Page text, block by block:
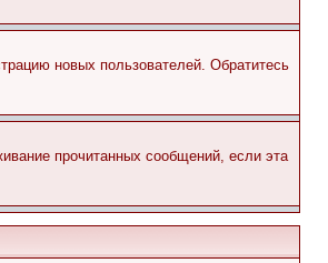
новых пользователей. Обратитесь
прочитанных сообщений, если эта